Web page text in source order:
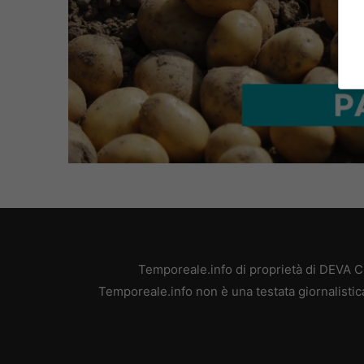
n
o
4
Temporeale.info di proprietà di DEVA
Temporeale.info non è una testata